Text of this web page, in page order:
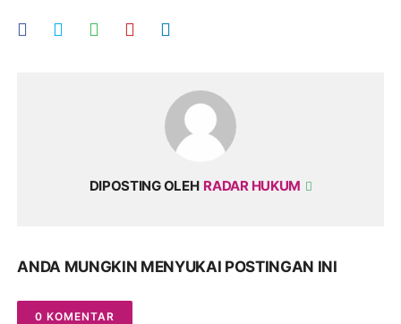
DIPOSTING OLEH RADAR HUKUM
ANDA MUNGKIN MENYUKAI POSTINGAN INI
0 KOMENTAR